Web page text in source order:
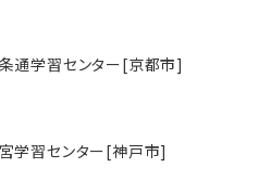
通学習センター[京都市]
学習センター[神戸市]